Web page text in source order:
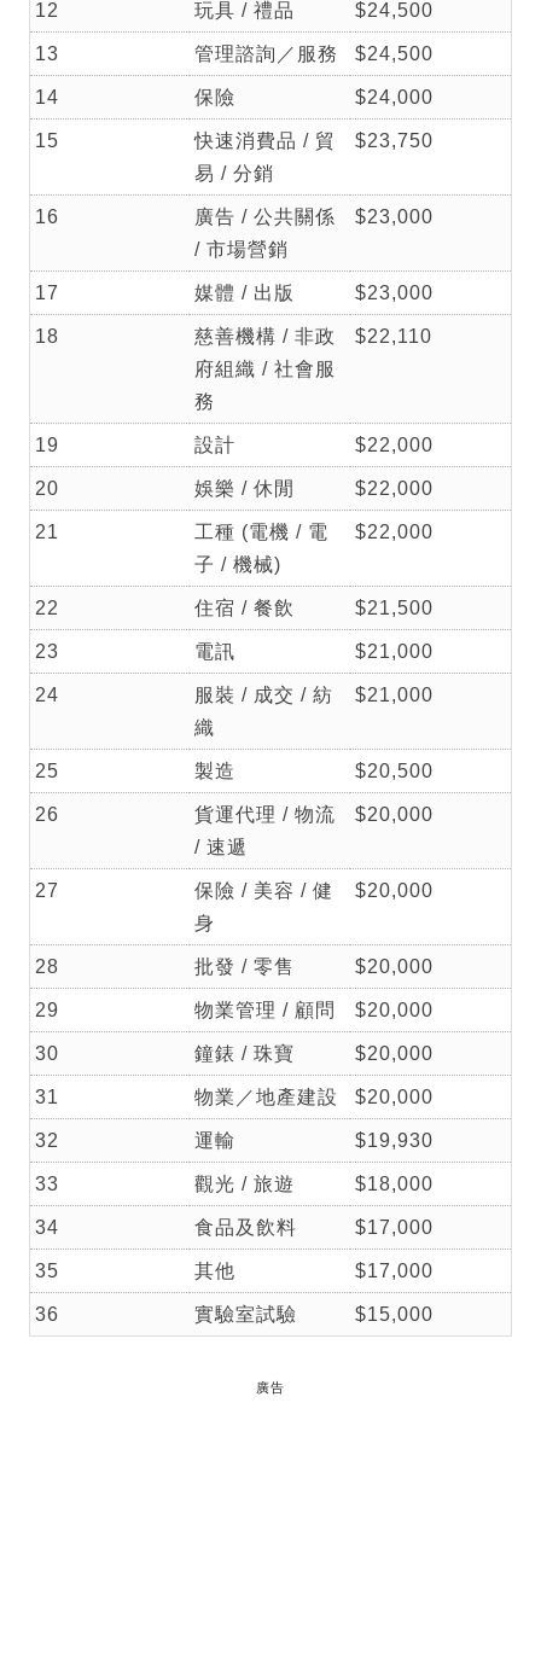
12 玩具 / 禮品 $24,500
13 管理諮詢／服務 $24,500
14 保險 $24,000
15
快速消費品 / 貿
易 / 分銷
$23,750
16
廣告 / 公共關係
/ 市場營銷
$23,000
17 媒體 / 出版 $23,000
18
慈善機構 / 非政
府組織 / 社會服
務
$22,110
19 設計 $22,000
20 娛樂 / 休閒 $22,000
21
工種 (電機 / 電
子 / 機械)
$22,000
22 住宿 / 餐飲 $21,500
23 電訊 $21,000
24
服裝 / 成交 / 紡
織
$21,000
25 製造 $20,500
26
貨運代理 / 物流
/ 速遞
$20,000
27
保險 / 美容 / 健
身
$20,000
28 批發 / 零售 $20,000
29 物業管理 / 顧問 $20,000
30 鐘錶 / 珠寶 $20,000
31 物業／地產建設 $20,000
32 運輸 $19,930
33 觀光 / 旅遊 $18,000
34 食品及飲料 $17,000
35 其他 $17,000
36 實驗室試驗 $15,000
廣告